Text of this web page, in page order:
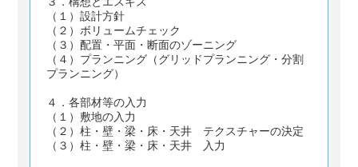
（１）設計方針
（２）ボリュームチェック
（３）配置・平面・断面のゾーニング
（４）プランニング（グリッドプランニング・分割
プランニング）
４．各部材等の入力
（１）敷地の入力
（２）柱・壁・梁・床・天井 テクスチャーの決定
（３）柱・壁・梁・床・天井 入力